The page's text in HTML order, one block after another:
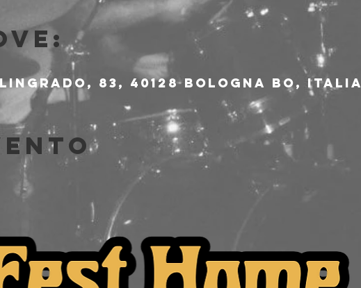
83, 40128 Bologna BO, Italia